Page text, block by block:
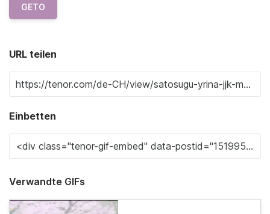
GETO
URL teilen
Einbetten
Verwandte GIFs